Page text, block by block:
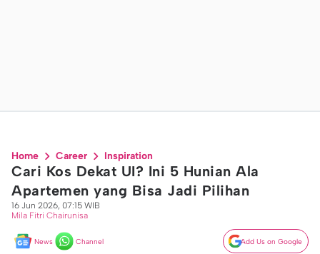
Home Career Inspiration
Cari Kos Dekat UI? Ini 5 Hunian Ala
Apartemen yang Bisa Jadi Pilihan
16 Jun 2026, 07:15 WIB
Mila Fitri Chairunisa
News Channel Add Us on Google